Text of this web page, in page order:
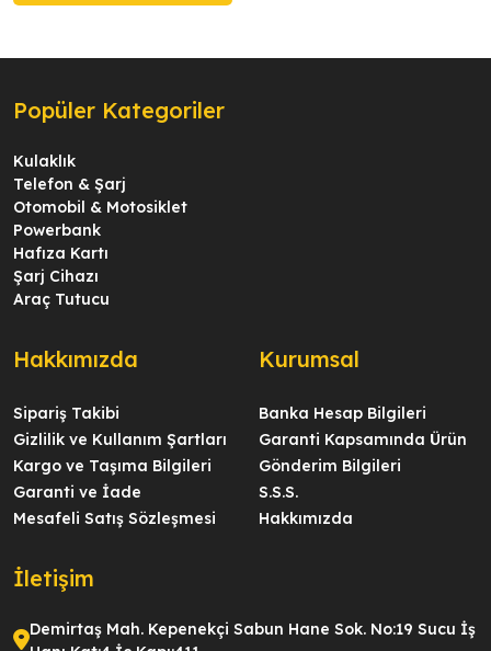
Popüler Kategoriler
Kulaklık
Telefon & Şarj
Otomobil & Motosiklet
Powerbank
Hafıza Kartı
Şarj Cihazı
Araç Tutucu
Hakkımızda
Sipariş Takibi
Gizlilik ve Kullanım Şartları
Kargo ve Taşıma Bilgileri
Garanti ve İade
Mesafeli Satış Sözleşmesi
Kurumsal
Banka Hesap Bilgileri
Garanti Kapsamında Ürün
Gönderim Bilgileri
S.S.S.
Hakkımızda
İletişim
Demirtaş Mah. Kepenekçi Sabun Hane Sok. No:19 Sucu İş